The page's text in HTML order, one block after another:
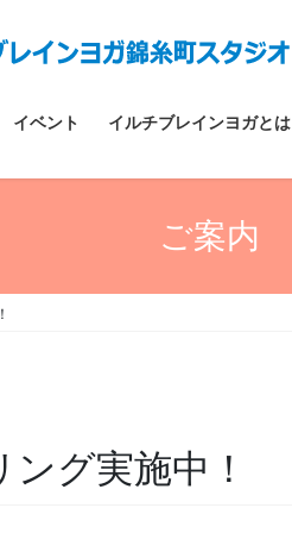
イベント イルチブレインヨガとは
ご案内
グ実施中！